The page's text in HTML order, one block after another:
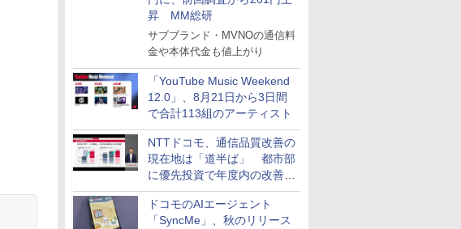
昇 MM総研
サブブランド・MVNOの通信料
金や本体代金も値上がり
「YouTube Music Weekend
12.0」、8月21日から3日間
で合計113組のアーティスト
NTTドコモ、通信品質改善の
現在地は「道半ば」 都市部
に優先投資で年度内の改善目
指す
ドコモのAIエージェント
「SyncMe」、秋のリリース